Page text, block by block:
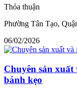
Thỏa thuận
Phường Tân Tạo,
06/02/2026
Chuyên sản
bánh kẹo